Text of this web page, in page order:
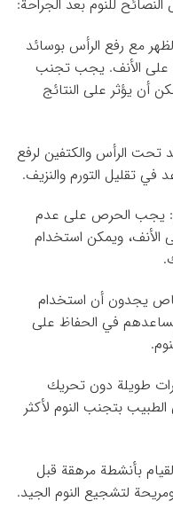
للنوم بعد الجراحة:
مع رفع الرأس بوسائد
على الأنف. يجب تجنب
أن يؤثر على النتائج
تحت الرأس والكتفين لرفع
تقليل التورم والنزيف.
يجب الحرص على عدم
الأنف، ويمكن استخدام
يجدون أن استخدام
في الحفاظ على
طويلة دون تحريك
بتجنب النوم لأكثر
بأنشطة مرهقة قبل
لتشجيع النوم الجيد.